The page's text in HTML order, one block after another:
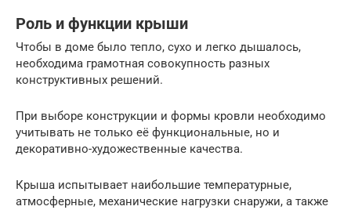
Роль и функции крыши
Чтобы в доме было тепло, сухо и легко дышалось,
необходима грамотная совокупность разных
конструктивных решений.
При выборе конструкции и формы кровли необходимо
учитывать не только её функциональные, но и
декоративно-художественные качества.
Крыша испытывает наибольшие температурные,
атмосферные, механические нагрузки снаружи, а также